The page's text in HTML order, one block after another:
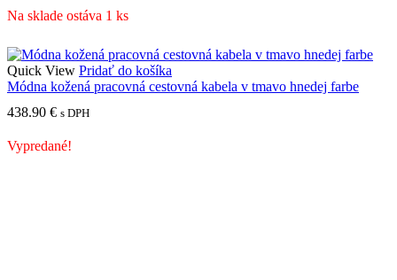
Na sklade ostáva 1 ks
Quick View Pridať do košíka
Módna kožená pracovná cestovná kabela v tmavo hnedej farbe
438.90 € s DPH
Vypredané!